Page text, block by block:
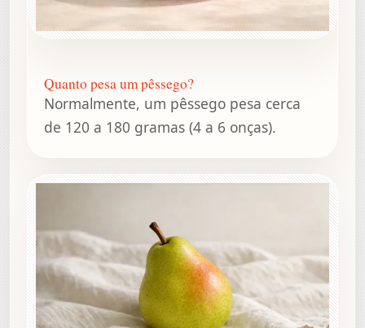
Quanto pesa um pêssego?
Normalmente, um pêssego pesa cerca
de 120 a 180 gramas (4 a 6 onças).